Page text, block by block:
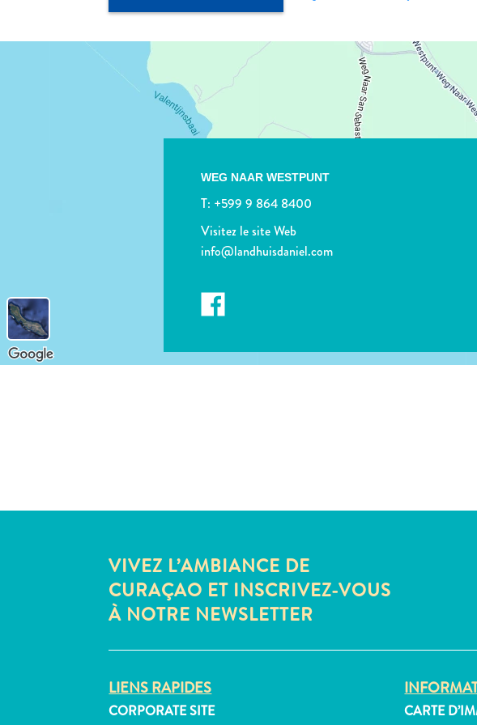
WEG NAAR WESTPUNT
T: +599 9 864 8400
Visitez le site Web
info@landhuisdaniel.com
VIVEZ L’AMBIANCE DE
CURAÇAO ET INSCRIVEZ-VOUS
À NOTRE NEWSLETTER
LIENS RAPIDES
CORPORATE SITE
CARTE